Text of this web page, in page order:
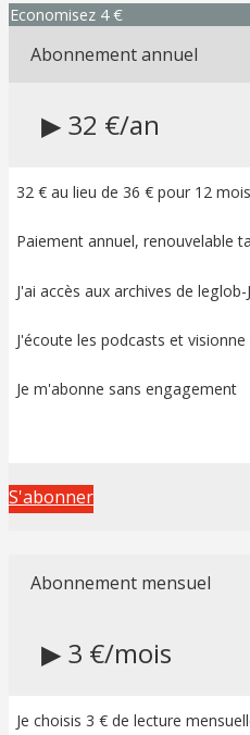
Economisez 4 €
Abonnement annuel
▶ 32 €/an
32 € au lieu de 36 € pour 12
Paiement annuel, renouvelable
J'ai accès aux archives de
J'écoute les podcasts et visionne
Je m'abonne sans engagement
S'abonner
Abonnement mensuel
▶ 3 €/mois
Je choisis 3 € de lecture